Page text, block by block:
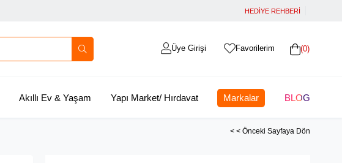
HEDİYE REHBERİ
0
Favorilerim
Üye Girişi
Akıllı Ev & Yaşam Yapı Market/ Hırdavat Markalar BLOG
< < Önceki Sayfaya Dön